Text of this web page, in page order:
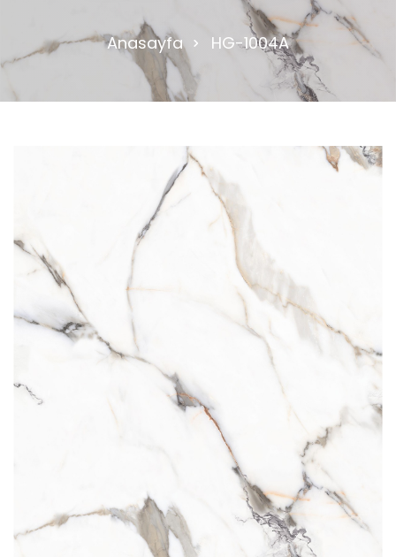
Anasayfa HG-1004A